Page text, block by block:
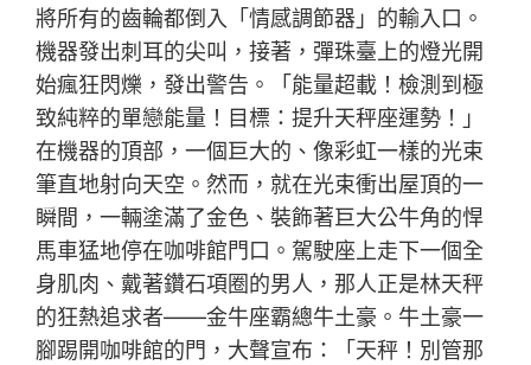
將所有的齒輪都倒入「情感調節器」的輸入口。
機器發出刺耳的尖叫，接著，彈珠臺上的燈光開
始瘋狂閃爍，發出警告。「能量超載！檢測到極
致純粹的單戀能量！目標：提升天秤座運勢！」
在機器的頂部，一個巨大的、像彩虹一樣的光束
筆直地射向天空。然而，就在光束衝出屋頂的一
瞬間，一輛塗滿了金色、裝飾著巨大公牛角的悍
馬車猛地停在咖啡館門口。駕駛座上走下一個全
身肌肉、戴著鑽石項圈的男人，那人正是林天秤
的狂熱追求者——金牛座霸總牛土豪。牛土豪一
腳踢開咖啡館的門，大聲宣布：「天秤！別管那